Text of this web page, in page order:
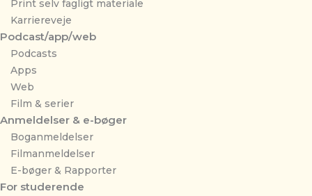
Print selv fagligt materiale
Karriereveje
Podcast/app/web
Podcasts
Apps
Web
Film & serier
Anmeldelser & e-bøger
Boganmeldelser
Filmanmeldelser
E-bøger & Rapporter
For studerende